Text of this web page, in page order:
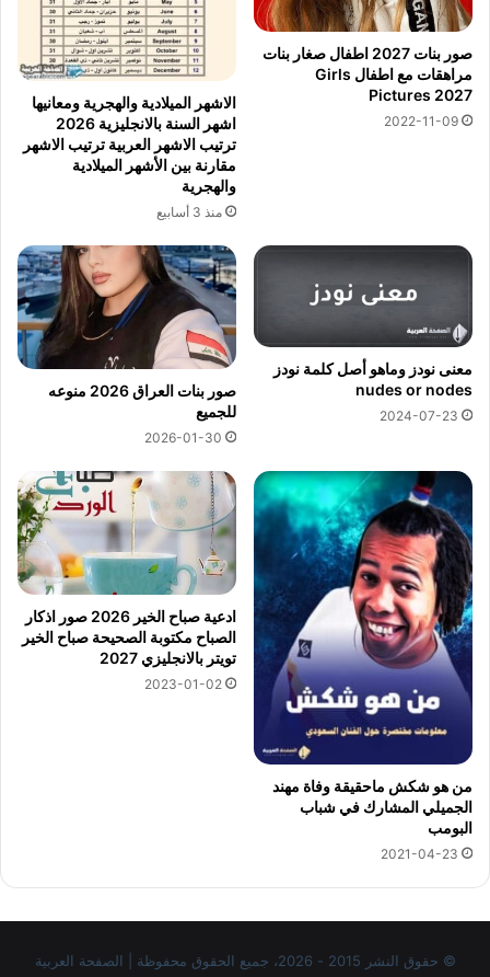
صور بنات 2027 اطفال صغار بنات
مراهقات مع اطفال Girls
Pictures 2027
2022-11-09
الاشهر الميلادية والهجرية ومعانيها
اشهر السنة بالانجليزية 2026
ترتيب الاشهر العربية ترتيب الاشهر
مقارنة بين الأشهر الميلادية
والهجرية
منذ 3 أسابيع
معنى نودز وماهو أصل كلمة نودز
nudes or nodes
2024-07-23
صور بنات العراق 2026 منوعه
للجميع
2026-01-30
من هو شكش ماحقيقة وفاة مهند
الجميلي المشارك في شباب
البومب
2021-04-23
ادعية صباح الخير 2026 صور اذكار
الصباح مكتوبة الصحيحة صباح الخير
تويتر بالانجليزي 2027
2023-01-02
© حقوق النشر 2015 - 2026، جميع الحقوق محفوظة | الصفحة العربية